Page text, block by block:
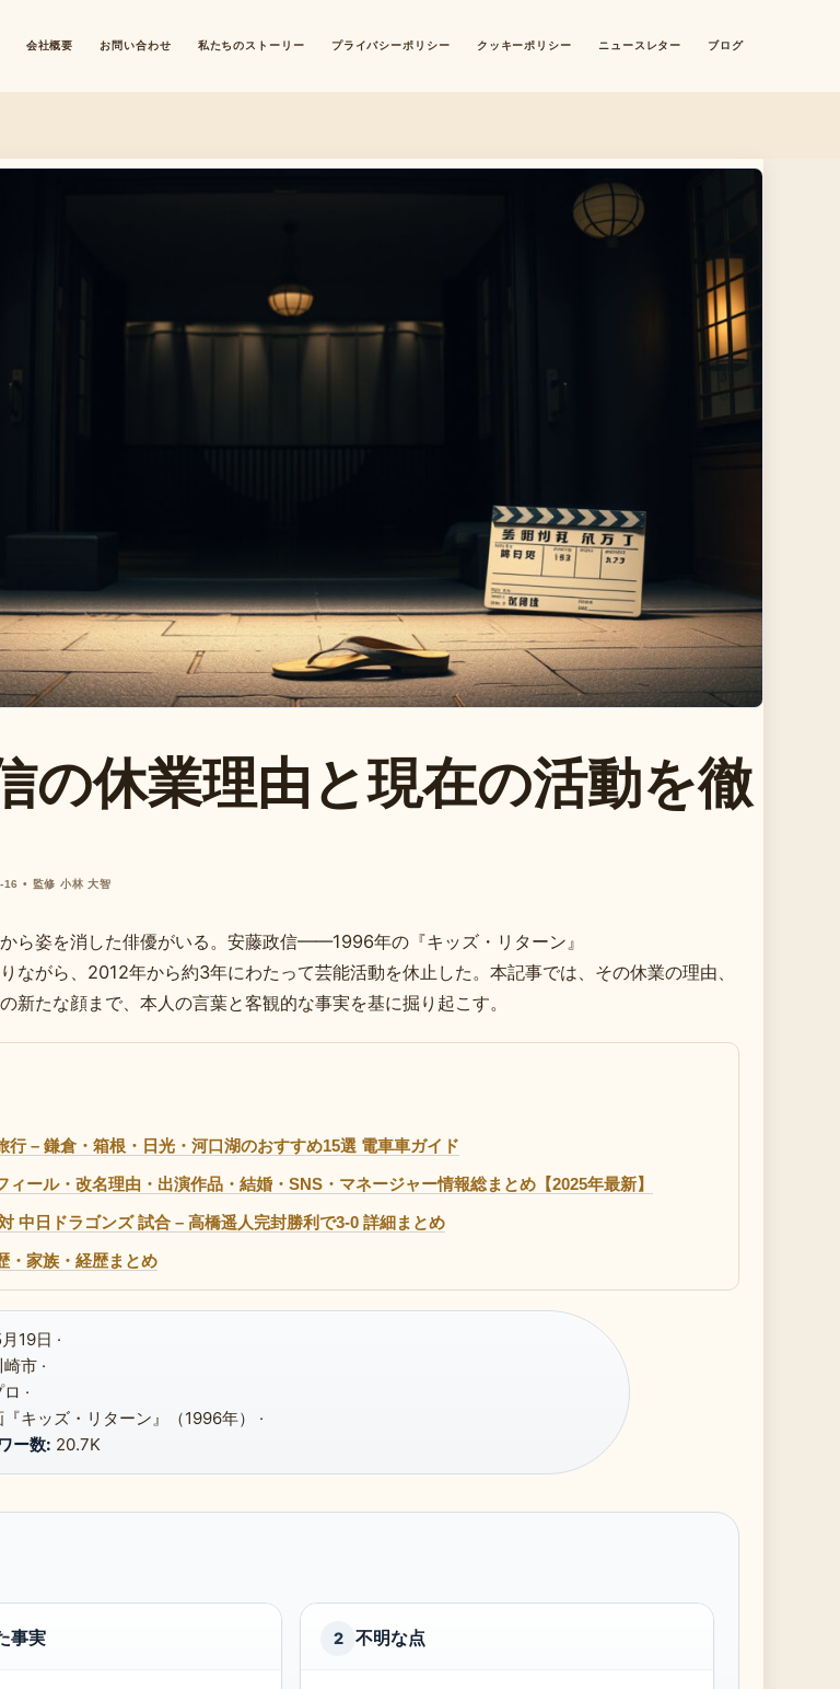
会社概要 お問い合わせ 私たちのストーリー プライバシーポリシー クッキーポリシー ニュースレター ブログ
の休業理由と現在の活動を徹
• 監修 小林 大智
ら姿を消した俳優がいる。安藤政信——1996年の『キッズ・リターン』
ながら、2012年から約3年にわたって芸能活動を休止した。本記事では、その休業の理由、
新たな顔まで、本人の言葉と客観的な事実を基に掘り起こす。
行 – 鎌倉・箱根・日光・河口湖のおすすめ15選 電車車ガイド
ィール・改名理由・出演作品・結婚・SNS・マネージャー情報総まとめ【2025年最新】
中日ドラゴンズ 試合 – 高橋遥人完封勝利で3-0 詳細まとめ
・家族・経歴まとめ
19日 ·
市 ·
·
キッズ・リターン』（1996年） ·
ー数: 20.7K
事実 2 不明な点